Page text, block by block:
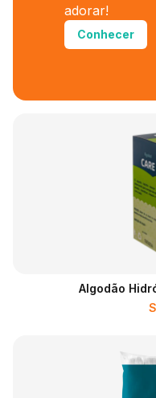
adorar!
Conhecer
Algodão